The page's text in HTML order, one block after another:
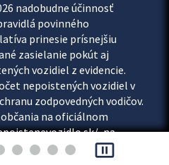
nadobudne účinnosť
povinného
prinesie prísnejšiu
zasielanie pokút aj
vozidiel z evidencie.
nepoistených vozidiel v
zodpovedných vodičov.
na oficiálnom
, na
aj možnosť overiť si...
pause_presentation